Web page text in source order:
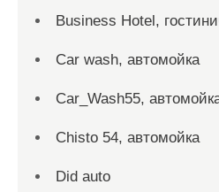
Business Hotel,
Car wash, автомойка
Car_Wash55,
Chisto 54, автомойка
Did auto